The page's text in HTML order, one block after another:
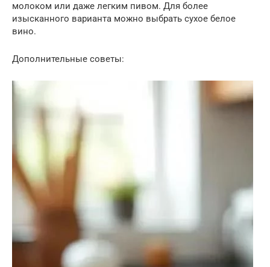
молоком или даже легким пивом. Для более
изысканного варианта можно выбрать сухое белое
вино.
Дополнительные советы: